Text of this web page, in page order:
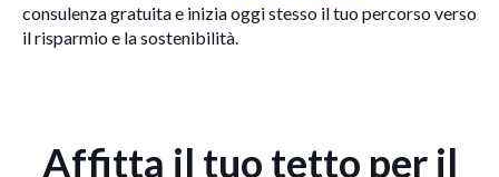
consulenza gratuita e inizia oggi stesso il tuo percorso verso
il risparmio e la sostenibilità.
Affitta il tuo tetto per il